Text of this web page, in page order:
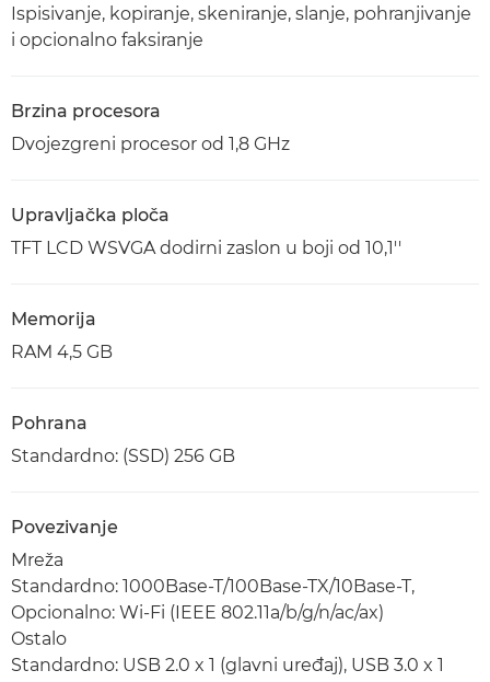
Ispisivanje, kopiranje, skeniranje, slanje, pohranjivanje
i opcionalno faksiranje
Brzina procesora
Dvojezgreni procesor od 1,8 GHz
Upravljačka ploča
TFT LCD WSVGA dodirni zaslon u boji od 10,1''
Memorija
RAM 4,5 GB
Pohrana
Standardno: (SSD) 256 GB
Povezivanje
Mreža
Standardno: 1000Base-T/100Base-TX/10Base-T,
Opcionalno: Wi-Fi (IEEE 802.11a/b/g/n/ac/ax)
Ostalo
Standardno: USB 2.0 x 1 (glavni uređaj), USB 3.0 x 1